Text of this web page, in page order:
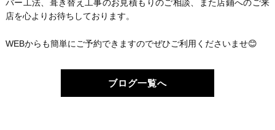
バー工法、葺き替え工事のお見積もりのご相談、また店鋪へのご来
店を心よりお待ちしております。
WEBからも簡単にご予約できますのでぜひご利用くださいませ😊
ブログ一覧へ